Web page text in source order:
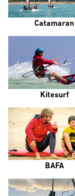
Catamaran
Kitesurf
BAFA